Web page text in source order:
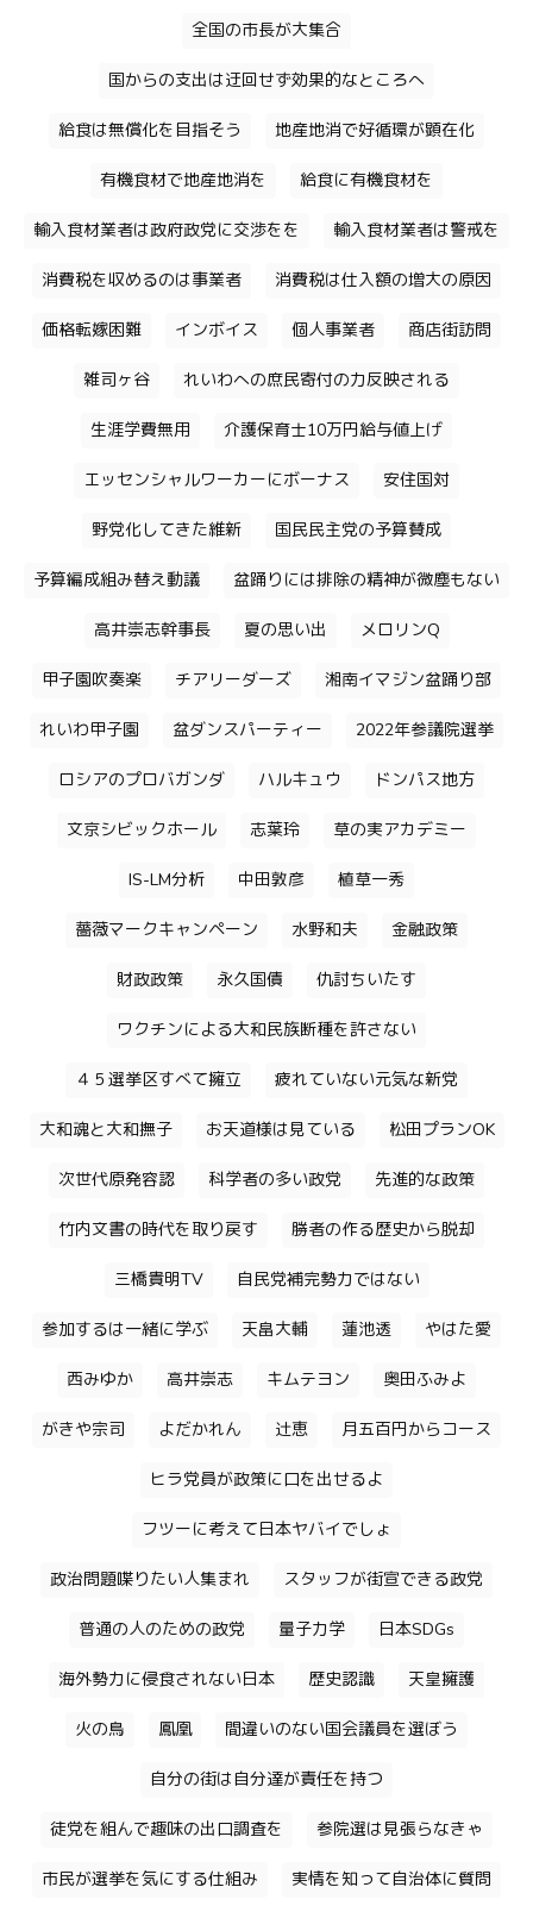
全国の市長が大集合
国からの支出は迂回せず効果的なところへ
給食は無償化を目指そう 地産地消で好循環が顕在化
有機食材で地産地消を 給食に有機食材を
輸入食材業者は政府政党に交渉をを 輸入食材業者は警戒を
消費税を収めるのは事業者 消費税は仕入額の増大の原因
価格転嫁困難 インボイス 個人事業者 商店街訪問
雑司ヶ谷 れいわへの庶民寄付の力反映される
生涯学費無用 介護保育士10万円給与値上げ
エッセンシャルワーカーにボーナス 安住国対
野党化してきた維新 国民民主党の予算賛成
予算編成組み替え動議 盆踊りには排除の精神が微塵もない
高井崇志幹事長 夏の思い出 メロリンQ
甲子園吹奏楽 チアリーダーズ 湘南イマジン盆踊り部
れいわ甲子園 盆ダンスパーティー 2022年参議院選挙
ロシアのプロバガンダ ハルキュウ ドンパス地方
文京シビックホール 志葉玲 草の実アカデミー
IS-LM分析 中田敦彦 植草一秀
薔薇マークキャンペーン 水野和夫 金融政策
財政政策 永久国債 仇討ちいたす
ワクチンによる大和民族断種を許さない
４５選挙区すべて擁立 疲れていない元気な新党
大和魂と大和撫子 お天道様は見ている 松田プランOK
次世代原発容認 科学者の多い政党 先進的な政策
竹内文書の時代を取り戻す 勝者の作る歴史から脱却
三橋貴明TV 自民党補完勢力ではない
参加するは一緒に学ぶ 天畠大輔 蓮池透 やはた愛
西みゆか 高井崇志 キムテヨン 奥田ふみよ
がきや宗司 よだかれん 辻恵 月五百円からコース
ヒラ党員が政策に口を出せるよ
フツーに考えて日本ヤバイでしょ
政治問題喋りたい人集まれ スタッフが街宣できる政党
普通の人のための政党 量子力学 日本SDGs
海外勢力に侵食されない日本 歴史認識 天皇擁護
火の鳥 鳳凰 間違いのない国会議員を選ぼう
自分の街は自分達が責任を持つ
徒党を組んで趣味の出口調査を 参院選は見張らなきゃ
市民が選挙を気にする仕組み 実情を知って自治体に質問